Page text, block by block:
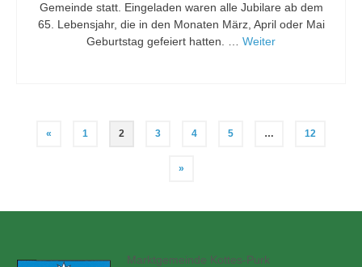
Gemeinde statt. Eingeladen waren alle Jubilare ab dem
65. Lebensjahr, die in den Monaten März, April oder Mai
Geburtstag gefeiert hatten. … Weiter
Seitennummerierung
« 1 2 3 4 5 … 12
»
Marktgemeinde Kottes-Purk